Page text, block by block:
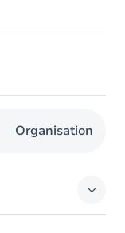
Organisation